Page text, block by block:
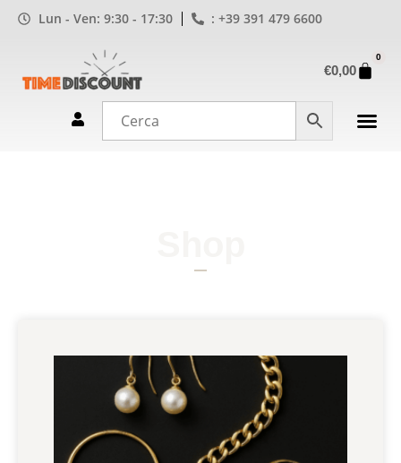
Lun - Ven: 9:30 - 17:30 : +39 391 479 6600
€0,00
0